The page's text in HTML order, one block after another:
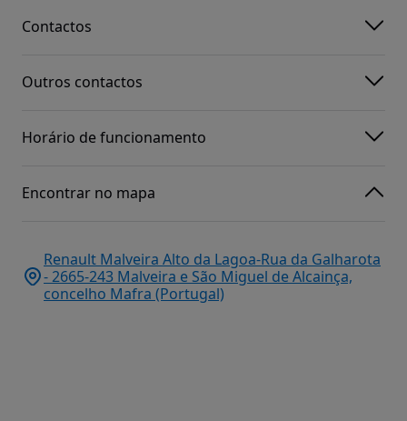
Contactos
Outros contactos
Horário de funcionamento
Encontrar no mapa
Renault Malveira Alto da Lagoa-Rua da Galharota
- 2665-243 Malveira e São Miguel de Alcainça,
concelho Mafra (Portugal)